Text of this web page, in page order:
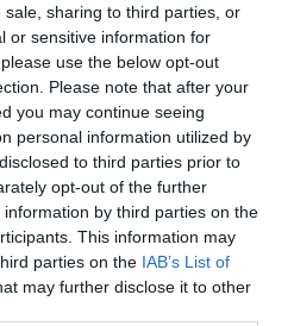
sharing to third parties, or
or sensitive information for
use the below opt-out
Please note that after your
you may continue seeing
personal information utilized by
to third parties prior to
opt-out of the further
by third parties on the
This information may
parties on the IAB’s List of
may further disclose it to other
των
«Κάποιοι επιμένουν
που ανήκουν στην πόλη
η κυβέρνηση δεν μπορεί
επιχειρήσεις»,
μου είναι απλή:
ανταγωνισμό. Μακάρι
μπακάλικο».
υλοποιήσει αρκετές